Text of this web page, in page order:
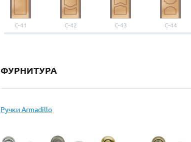
С-41 С-42 С-43 С-44
ФУРНИТУРА
Ручки Armadillo